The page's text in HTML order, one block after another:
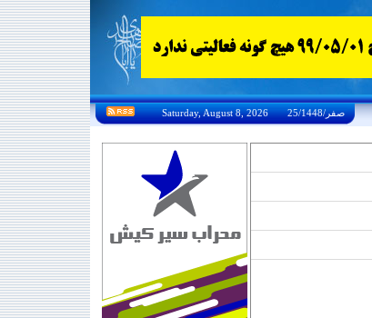
Saturday, August 8, 2026 25/صفر/1448